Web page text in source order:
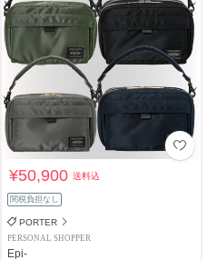
¥50,900送料込
関税負担なし
PORTER
PERSONAL SHOPPER
Epi-